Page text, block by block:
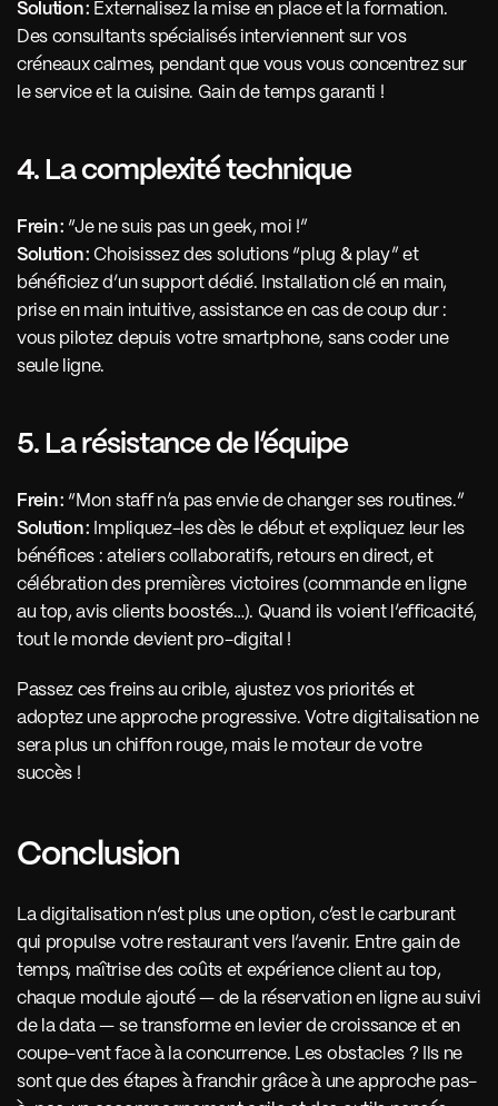
Solution : Externalisez la mise en place et la formation.
Des consultants spécialisés interviennent sur vos
créneaux calmes, pendant que vous vous concentrez sur
le service et la cuisine. Gain de temps garanti !
4. La complexité technique
Frein : “Je ne suis pas un geek, moi !”
Solution : Choisissez des solutions “plug & play” et
bénéficiez d’un support dédié. Installation clé en main,
prise en main intuitive, assistance en cas de coup dur :
vous pilotez depuis votre smartphone, sans coder une
seule ligne.
5. La résistance de l’équipe
Frein : “Mon staff n’a pas envie de changer ses routines.”
Solution : Impliquez-les dès le début et expliquez leur les
bénéfices : ateliers collaboratifs, retours en direct, et
célébration des premières victoires (commande en ligne
au top, avis clients boostés…). Quand ils voient l’efficacité,
tout le monde devient pro-digital !
Passez ces freins au crible, ajustez vos priorités et
adoptez une approche progressive. Votre digitalisation ne
sera plus un chiffon rouge, mais le moteur de votre
succès !
Conclusion
La digitalisation n’est plus une option, c’est le carburant
qui propulse votre restaurant vers l’avenir. Entre gain de
temps, maîtrise des coûts et expérience client au top,
chaque module ajouté — de la réservation en ligne au suivi
de la data — se transforme en levier de croissance et en
coupe-vent face à la concurrence. Les obstacles ? Ils ne
sont que des étapes à franchir grâce à une approche pas-